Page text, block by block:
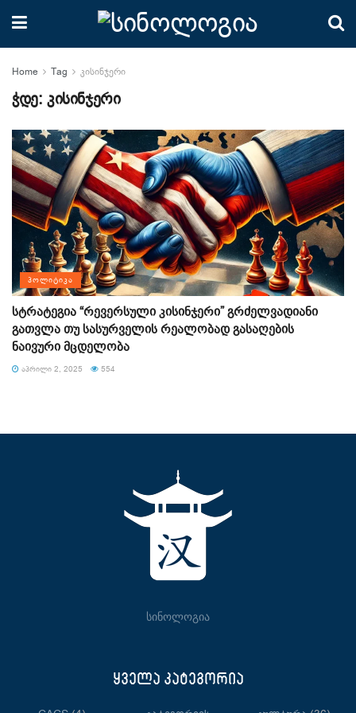
Home Tag კისინჯერი
ჭდე: კისინჯერი
ᲞᲝᲚᲘᲢᲘᲙᲐ
სტრატეგია “რევერსული კისინჯერი” გრძელვადიანი
გათვლა თუ სასურველის რეალობად გასაღების
ნაივური მცდელობა
ᲐᲞᲠᲘᲚᲘ 2, 2025 554
სინოლოგია
ყველა კატეგორია